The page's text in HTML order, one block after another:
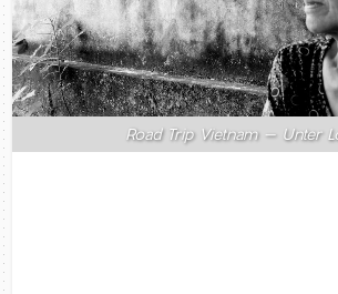
Road Trip Vietnam – Unter